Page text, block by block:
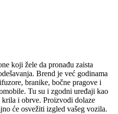
koji žele da pronađu zaista
Brend je već godinama
branike, bočne pragove i
Tu su i zgodni uređaji kao
i obrve. Proizvodi dolaze
će osvežiti izgled vašeg vozila.